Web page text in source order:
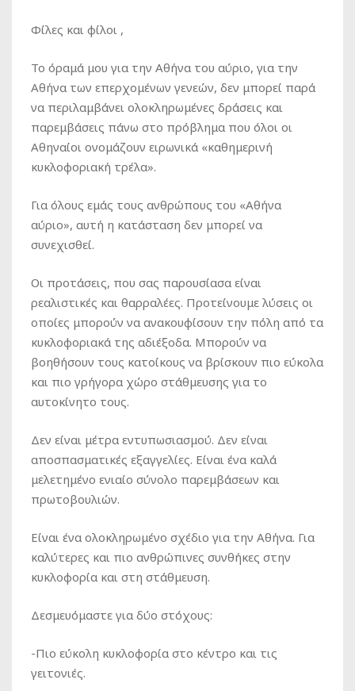
Φίλες και φίλοι ,
Το όραμά μου για την Αθήνα του αύριο, για την
Αθήνα των επερχομένων γενεών, δεν μπορεί παρά
να περιλαμβάνει ολοκληρωμένες δράσεις και
παρεμβάσεις πάνω στο πρόβλημα που όλοι οι
Αθηναίοι ονομάζουν ειρωνικά «καθημερινή
κυκλοφοριακή τρέλα».
Για όλους εμάς τους ανθρώπους του «Αθήνα
αύριο», αυτή η κατάσταση δεν μπορεί να
συνεχισθεί.
Οι προτάσεις, που σας παρουσίασα είναι
ρεαλιστικές και θαρραλέες. Προτείνουμε λύσεις οι
οποίες μπορούν να ανακουφίσουν την πόλη από τα
κυκλοφοριακά της αδιέξοδα. Μπορούν να
βοηθήσουν τους κατοίκους να βρίσκουν πιο εύκολα
και πιο γρήγορα χώρο στάθμευσης για το
αυτοκίνητο τους.
Δεν είναι μέτρα εντυπωσιασμού. Δεν είναι
αποσπασματικές εξαγγελίες. Είναι ένα καλά
μελετημένο ενιαίο σύνολο παρεμβάσεων και
πρωτοβουλιών.
Είναι ένα ολοκληρωμένο σχέδιο για την Αθήνα. Για
καλύτερες και πιο ανθρώπινες συνθήκες στην
κυκλοφορία και στη στάθμευση.
Δεσμευόμαστε για δύο στόχους:
-Πιο εύκολη κυκλοφορία στο κέντρο και τις
γειτονιές.